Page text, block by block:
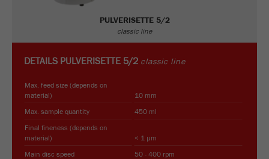
PULVERISETTE 5/2
classic line
DETAILS PULVERISETTE 5/2 classic line
Max. feed size (depends on
material)
10 mm
Max. sample quantity
450 ml
Final fineness (depends on
material)
< 1 µm
Main disc speed
50 - 400 rpm